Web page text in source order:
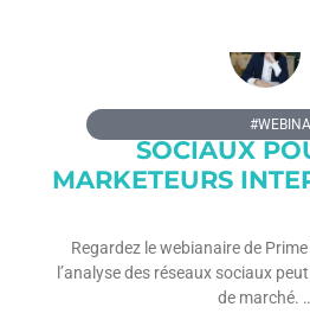
L’ANALYSE DES
SOCIAUX
MARKETEURS
Regardez le webianaire de
l’analyse des réseaux sociaux
de marché.